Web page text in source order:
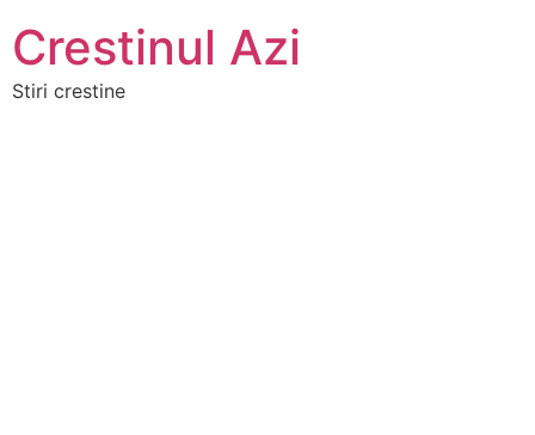
Crestinul Azi
Stiri crestine